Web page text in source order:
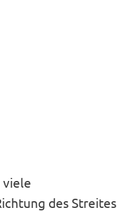
viele
des Streites